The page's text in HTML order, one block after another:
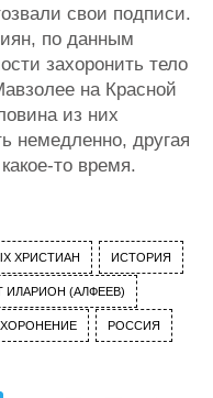
свои подписи.
по данным
захоронить тело
на Красной
из них
немедленно, другая
то время.
ХРИСТИАН ИСТОРИЯ
(АЛФЕЕВ)
РОССИЯ